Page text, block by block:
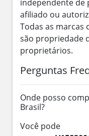
independente de
afiliado ou
Todas as marcas
são propriedade
proprietários.
Perguntas
Onde posso
Brasil?
Você pode